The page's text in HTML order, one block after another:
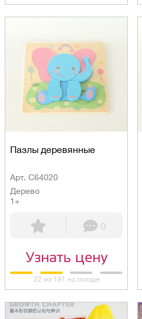
Пазлы деревянные
Арт. C64020
Дерево
1+
0
Узнать цену
22 из 191 на складе